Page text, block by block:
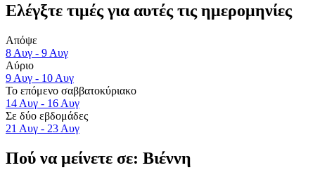
Ελέγξτε τιμές για αυτές τις ημερομηνίες
Απόψε
8 Αυγ - 9 Αυγ
Αύριο
9 Αυγ - 10 Αυγ
Το επόμενο σαββατοκύριακο
14 Αυγ - 16 Αυγ
Σε δύο εβδομάδες
21 Αυγ - 23 Αυγ
Πού να μείνετε σε: Βιέννη